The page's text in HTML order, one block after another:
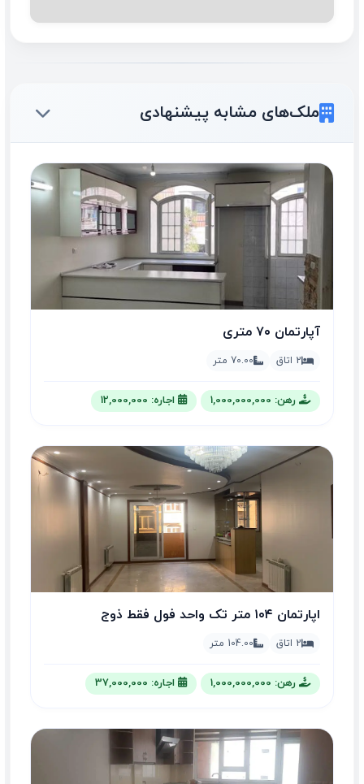
ملک‌های مشابه پیشنهادی
آپارتمان ۷۰ متری
2 اتاق 70.00 متر
رهن: 1,000,000,000 اجاره: 12,000,000
اپارتمان ۱۰۴ متر تک واحد فول فقط ذوج
2 اتاق 104.00 متر
رهن: 1,000,000,000 اجاره: 37,000,000